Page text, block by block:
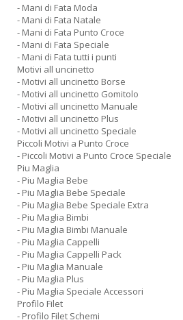
- Mani di Fata Moda
- Mani di Fata Natale
- Mani di Fata Punto Croce
- Mani di Fata Speciale
- Mani di Fata tutti i punti
Motivi all uncinetto
- Motivi all uncinetto Borse
- Motivi all uncinetto Gomitolo
- Motivi all uncinetto Manuale
- Motivi all uncinetto Plus
- Motivi all uncinetto Speciale
Piccoli Motivi a Punto Croce
- Piccoli Motivi a Punto Croce Speciale
Piu Maglia
- Piu Maglia Bebe
- Piu Maglia Bebe Speciale
- Piu Maglia Bebe Speciale Extra
- Piu Maglia Bimbi
- Piu Maglia Bimbi Manuale
- Piu Maglia Cappelli
- Piu Maglia Cappelli Pack
- Piu Maglia Manuale
- Piu Maglia Plus
- Piu Maglia Speciale Accessori
Profilo Filet
- Profilo Filet Schemi